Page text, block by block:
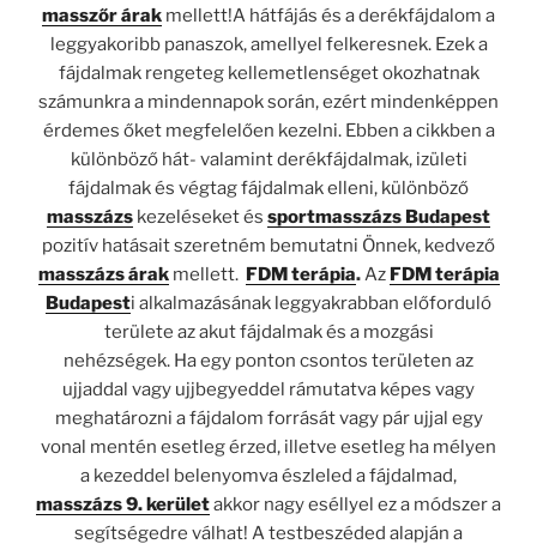
masszőr árak mellett!A hátfájás és a derékfájdalom a
leggyakoribb panaszok, amellyel felkeresnek. Ezek a
fájdalmak rengeteg kellemetlenséget okozhatnak
számunkra a mindennapok során, ezért mindenképpen
érdemes őket megfelelően kezelni. Ebben a cikkben a
különböző hát- valamint derékfájdalmak, izületi
fájdalmak és végtag fájdalmak elleni, különböző
masszázs kezeléseket és sportmasszázs Budapest
pozitív hatásait szeretném bemutatni Önnek, kedvező
masszázs árakmellett. FDM terápia.Az FDM terápia
Budapesti alkalmazásának leggyakrabban előforduló
területe az akut fájdalmak és a mozgási
nehézségek. Ha egy ponton csontos területen az
ujjaddal vagy ujjbegyeddel rámutatva képes vagy
meghatározni a fájdalom forrását vagy pár ujjal egy
vonal mentén esetleg érzed, illetve esetleg ha mélyen
a kezeddel belenyomva észleled a fájdalmad,
masszázs 9. kerületakkor nagy eséllyel ez a módszer a
segítségedre válhat! A testbeszéded alapján a